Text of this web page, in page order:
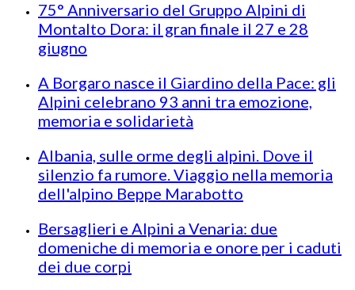
75° Anniversario del Gruppo Alpini di
Montalto Dora: il gran finale il 27 e 28
giugno
A Borgaro nasce il Giardino della Pace: gli
Alpini celebrano 93 anni tra emozione,
memoria e solidarietà
Albania, sulle orme degli alpini. Dove il
silenzio fa rumore. Viaggio nella memoria
dell'alpino Beppe Marabotto
Bersaglieri e Alpini a Venaria: due
domeniche di memoria e onore per i caduti
dei due corpi